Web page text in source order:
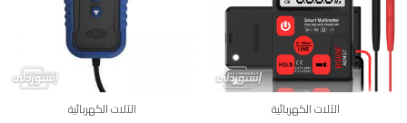
الآلات الكهربائية الآلات الكهربائية